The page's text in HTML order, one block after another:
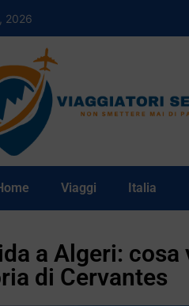
2026
Viaggi Italia
a Algeri:
di Cervantes